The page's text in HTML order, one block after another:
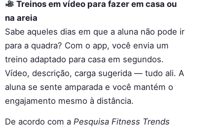
Treinos em vídeo para fazer em casa ou
na areia
Sabe aqueles dias em que a aluna não pode ir
para a quadra? Com o app, você envia um
treino adaptado para casa em segundos.
Vídeo, descrição, carga sugerida — tudo ali. A
aluna se sente amparada e você mantém o
engajamento mesmo à distância.
De acordo com a Pesquisa Fitness Trends